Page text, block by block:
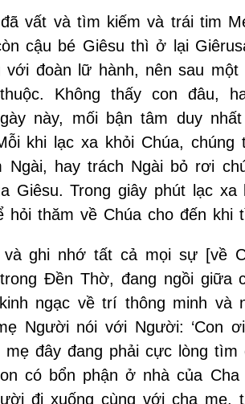
vất và tìm kiếm và trái tim
cậu bé Giêsu thì ở lại
đoàn lữ hành, nên sau
Không thấy con đâu,
này, mối bận tâm duy
khi lạc xa khỏi Chúa, chúng
hay trách Ngài bỏ rơi
Trong giây phút lạc xa
thăm về Chúa cho đến khi
ghi nhớ tất cả mọi sự [về
Đền Thờ, đang ngồi giữa
ngạc về trí thông minh và
Người nói với Người: ‘Con
đây đang phải cực lòng tìm
có bổn phận ở nhà của Cha
đi xuống cùng với cha mẹ,